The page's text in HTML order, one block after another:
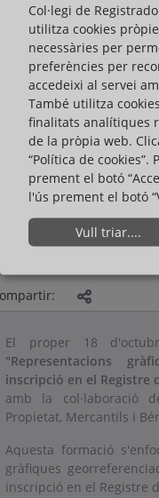
El proper 18
"Representacions
inscripció en el Registre
amb la col·laboració
Propietat, Mercantils i
Aquesta formació
gràfiques
inscripció en el Registre
Col·legi de
utilitza cookies
necessàries per
preferències per
accedeixi al servei
També utilitza
finalitats analítiques
de la pròpia web.
“Política de cookies”.
prement el botó
l'ús prement el botó
Vull triar....